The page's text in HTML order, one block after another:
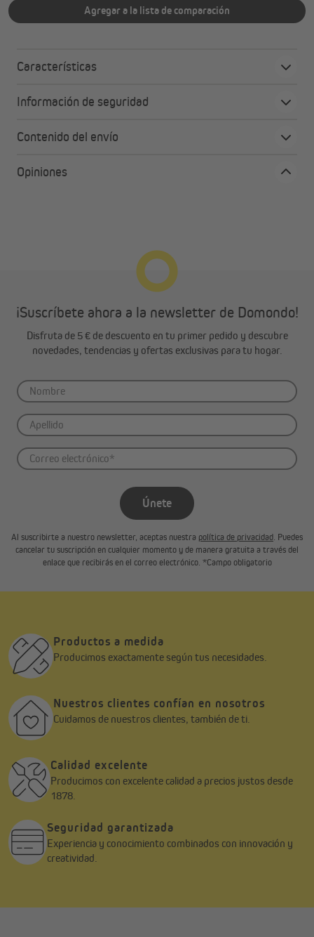
Agregar a la lista de comparación
Características
Información de seguridad
Contenido del envío
Opiniones
¡Suscríbete ahora a la newsletter de Domondo!
Disfruta de 5 € de descuento en tu primer pedido y descubre
novedades, tendencias y ofertas exclusivas para tu hogar.
Únete
Al suscribirte a nuestro newsletter, aceptas nuestra política de privacidad . Puedes
cancelar tu suscripción en cualquier momento y de manera gratuita a través del
enlace que recibirás en el correo electrónico. *Campo obligatorio
Productos a medida
Producimos exactamente según tus necesidades.
Nuestros clientes confían en nosotros
Cuidamos de nuestros clientes, también de ti.
Calidad excelente
Producimos con excelente calidad a precios justos desde
1878.
Seguridad garantizada
Experiencia y conocimiento combinados con innovación y
creatividad.